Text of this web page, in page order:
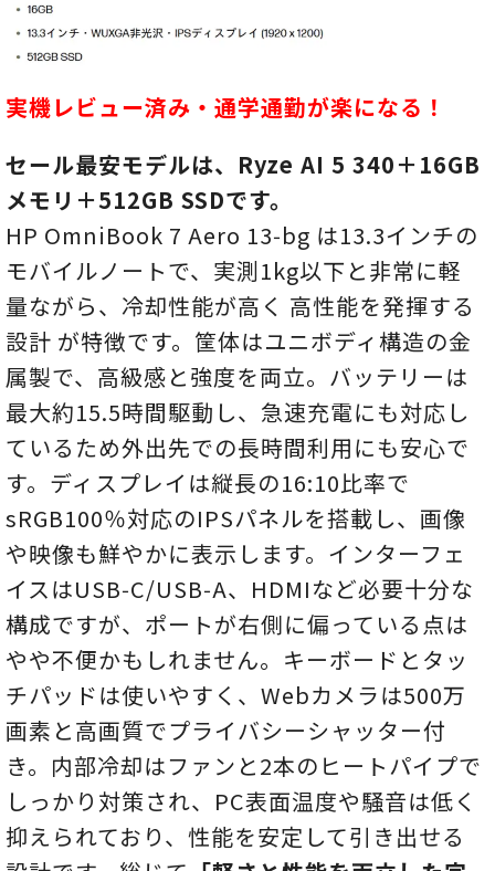
実機レビュー済み・通学通勤が楽になる！
セール最安モデルは、Ryze AI 5 340＋16GB
メモリ＋512GB SSDです。
HP OmniBook 7 Aero 13‑bg は13.3インチの
モバイルノートで、実測1kg以下と非常に軽
量ながら、冷却性能が高く 高性能を発揮する
設計 が特徴です。筐体はユニボディ構造の金
属製で、高級感と強度を両立。バッテリーは
最大約15.5時間駆動し、急速充電にも対応し
ているため外出先での長時間利用にも安心で
す。ディスプレイは縦長の16:10比率で
sRGB100％対応のIPSパネルを搭載し、画像
や映像も鮮やかに表示します。インターフェ
イスはUSB‑C/USB‑A、HDMIなど必要十分な
構成ですが、ポートが右側に偏っている点は
やや不便かもしれません。キーボードとタッ
チパッドは使いやすく、Webカメラは500万
画素と高画質でプライバシーシャッター付
き。内部冷却はファンと2本のヒートパイプで
しっかり対策され、PC表面温度や騒音は低く
抑えられており、性能を安定して引き出せる